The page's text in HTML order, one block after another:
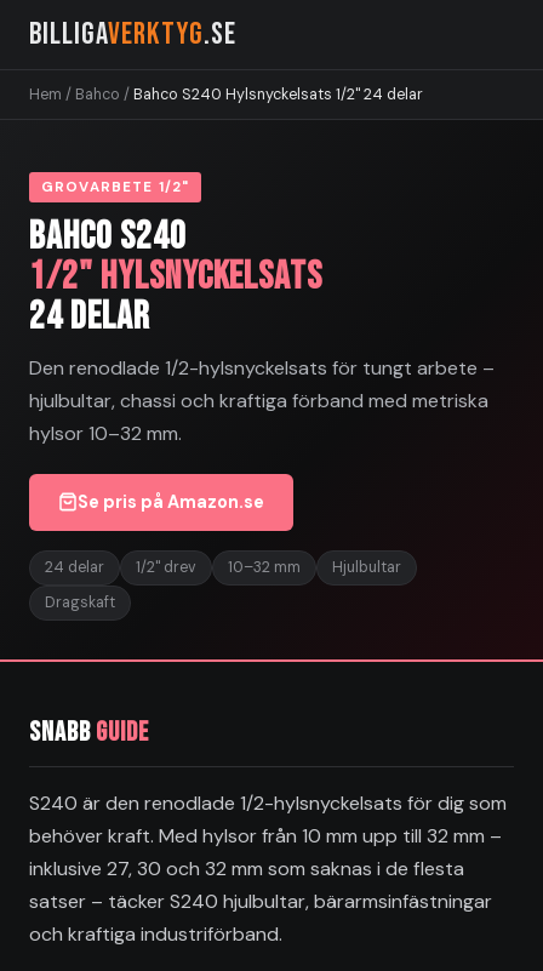
BilligaVerktyg.se
Hem / Bahco /Bahco S240 Hylsnyckelsats 1/2" 24 delar
GROVARBETE 1/2"
Bahco S240
1/2" Hylsnyckelsats
24 delar
Den renodlade 1/2-hylsnyckelsats för tungt arbete –
hjulbultar, chassi och kraftiga förband med metriska
hylsor 10–32 mm.
Se pris på Amazon.se
24 delar 1/2" drev 10–32 mm
Hjulbultar
Dragskaft
Snabbguide
S240 är den renodlade 1/2-hylsnyckelsats för dig som
behöver kraft. Med hylsor från 10 mm upp till 32 mm –
inklusive 27, 30 och 32 mm som saknas i de flesta
satser – täcker S240 hjulbultar, bärarmsinfästningar
och kraftiga industriförband.